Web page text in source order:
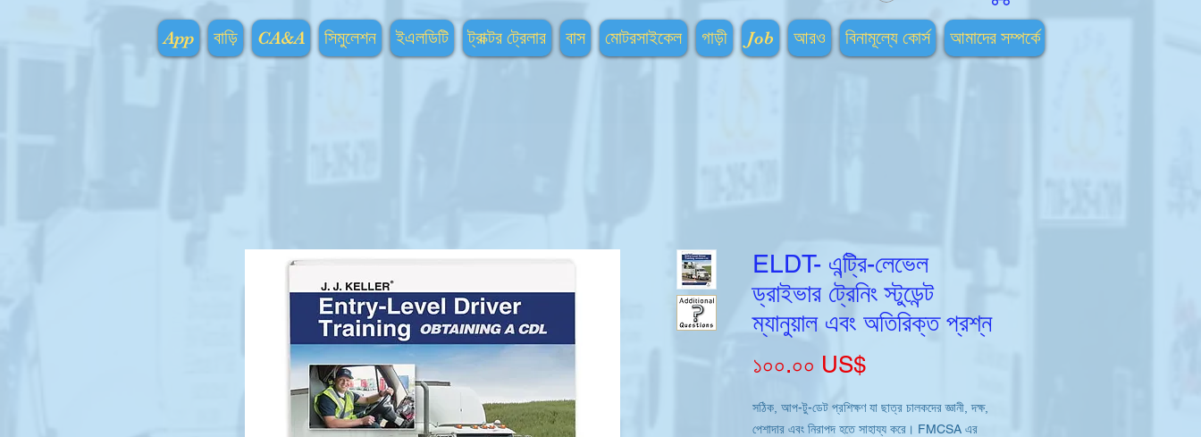
App বাড়ি CA&A সিমুলেশন ইএলডিটি ট্রাক্টর ট্রেলার বাস মোটরসাইকেল গাড়ী Job আরও বিনামূল্যে কোর্স আমাদের সম্পর্কে
ELDT- এন্ট্রি-লেভেল
ড্রাইভার ট্রেনিং স্টুডেন্ট
ম্যানুয়াল এবং অতিরিক্ত প্রশ্ন
১০০.০০ US$Price
সঠিক, আপ-টু-ডেট প্রশিক্ষণ যা ছাত্র চালকদের জ্ঞানী, দক্ষ,
পেশাদার এবং নিরাপদ হতে সাহায্য করে। FMCSA এর